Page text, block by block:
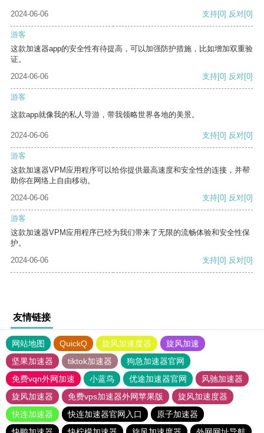
2024-06-06 支持[0] 反对[0]
游客
这款加速器app的安全性有待提高，可以加强防护措施，比如增加双重验
证。
2024-06-06
支持[0] 反对[0]
游客
这款app就像我的私人导游，带我领略世界各地的美景。
2024-06-06 支持[0] 反对[0]
游客
这款加速器VPM应用程序可以给你提供最高速度和安全性的连接，并帮
助你在网络上自由移动。
2024-06-06
支持[0] 反对[0]
游客
这款加速器VPM应用程序已经为我们带来了无限的流畅体验和安全性保
护。
2024-06-06
支持[0] 反对[0]
友情链接
网站地图 QuickQ 旋风加速度器
旋风加速
坚果加速器
tiktok加速器
狗急加速器官网
免费vqn外网加速
小蓝鸟 优途加速器官网
风驰加速器
旋风加速器
免费vps加速器外网苹果版
旋风加速度器
快连加速器
快连加速器官网入口
原子加速器